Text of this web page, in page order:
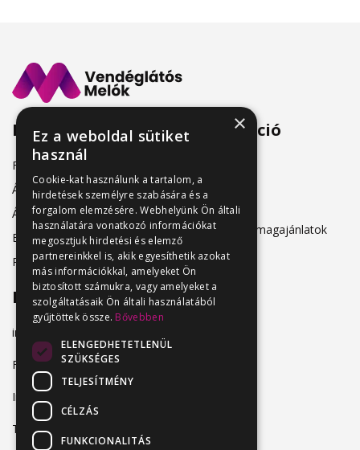
Menü
Friss állásajánlatok
Álláshirdetőknek
Álláskeresőknek
Belépés
Regisztráció
Információ
Adatkezelés
Hirdetési csomagajánlatok
Elérhetőség
info@vendeglatosmelok.hu
Facebook
Instagram
TikTok
×
Ez a weboldal sütiket
használ
Cookie-kat használunk a tartalom, a
hirdetések személyre szabására és a
forgalom elemzésére. Webhelyünk Ön általi
használatára vonatkozó információkat
megosztjuk hirdetési és elemző
partnereinkkel is, akik egyesíthetik azokat
más információkkal, amelyeket Ön
biztosított számukra, vagy amelyeket a
szolgáltatásaik Ön általi használatából
gyűjtöttek össze. Bővebben
ELENGEDHETETLENÜL
SZÜKSÉGES
TELJESÍTMÉNY
CÉLZÁS
FUNKCIONALITÁS